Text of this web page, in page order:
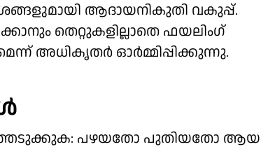
ആദായനികുതി വകുപ്പ്.
തെറ്റുകളില്ലാതെ ഫയലിംഗ്
അധികൃതർ ഓർമ്മിപ്പിക്കുന്നു.
പഴയതോ പുതിയതോ ആയ